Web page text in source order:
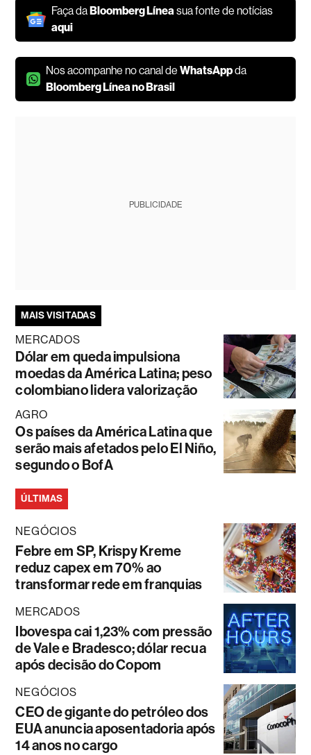
Faça daBloomberg Líneasua fonte de notícias
aqui
Nos acompanhe no canal deWhatsAppda
Bloomberg Línea no Brasil
PUBLICIDADE
MAIS VISITADAS
MERCADOS
Dólar em queda impulsiona
moedas da América Latina; peso
colombiano lidera valorização
AGRO
Os países da América Latina que
serão mais afetados pelo El Niño,
segundo o BofA
ÚLTIMAS
NEGÓCIOS
Febre em SP, Krispy Kreme
reduz capex em 70% ao
transformar rede em franquias
MERCADOS
Ibovespa cai 1,23% com pressão
de Vale e Bradesco; dólar recua
após decisão do Copom
NEGÓCIOS
CEO de gigante do petróleo dos
EUA anuncia aposentadoria após
14 anos no cargo